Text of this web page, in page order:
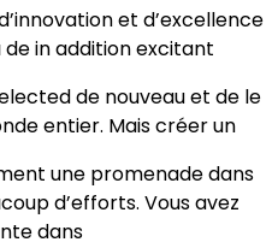
et d’excellence
de in addition excitant
de nouveau et de le
entier. Mais créer un
une promenade dans
d’efforts. Vous avez
dans